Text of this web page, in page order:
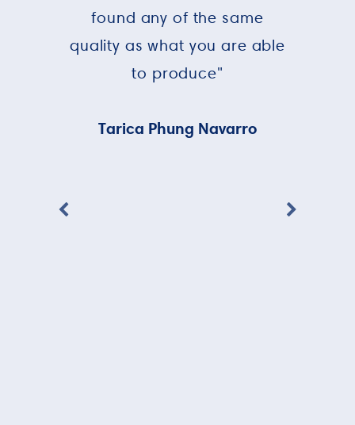
found any of the same
quality as what you are able
to produce"
Tarica Phung Navarro